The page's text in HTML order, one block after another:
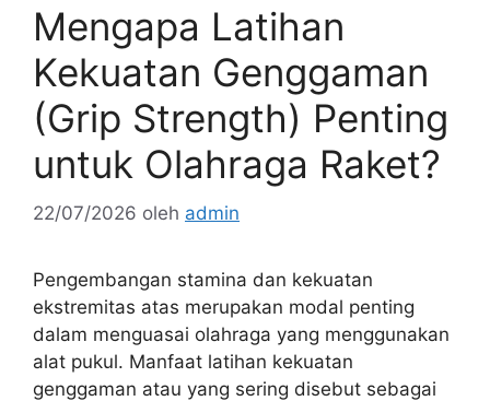
Mengapa Latihan
Kekuatan Genggaman
(Grip Strength) Penting
untuk Olahraga Raket?
22/07/2026 oleh admin
Pengembangan stamina dan kekuatan
ekstremitas atas merupakan modal penting
dalam menguasai olahraga yang menggunakan
alat pukul. Manfaat latihan kekuatan
genggaman atau yang sering disebut sebagai